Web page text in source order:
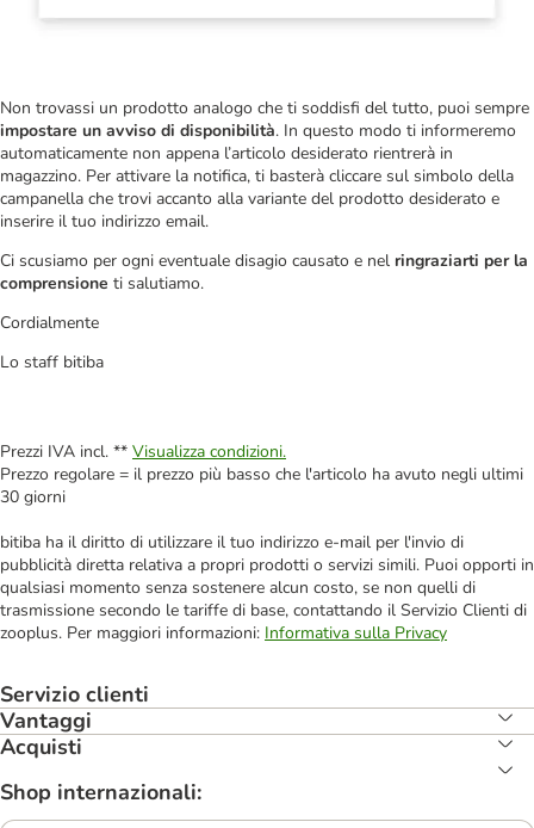
Non trovassi un prodotto analogo che ti soddisfi del tutto, puoi sempre
impostare un avviso di disponibilità. In questo modo ti informeremo
automaticamente non appena l’articolo desiderato rientrerà in
magazzino. Per attivare la notifica, ti basterà cliccare sul simbolo della
campanella che trovi accanto alla variante del prodotto desiderato e
inserire il tuo indirizzo email.
Ci scusiamo per ogni eventuale disagio causato e nel ringraziarti per la
comprensione ti salutiamo.
Cordialmente
Lo staff bitiba
Prezzi IVA incl. ** Visualizza condizioni.
Prezzo regolare = il prezzo più basso che l'articolo ha avuto negli ultimi
30 giorni
bitiba ha il diritto di utilizzare il tuo indirizzo e-mail per l'invio di
pubblicità diretta relativa a propri prodotti o servizi simili. Puoi opporti in
qualsiasi momento senza sostenere alcun costo, se non quelli di
trasmissione secondo le tariffe di base, contattando il Servizio Clienti di
zooplus. Per maggiori informazioni: Informativa sulla Privacy
Servizio clienti
Vantaggi
Acquisti
Shop internazionali: